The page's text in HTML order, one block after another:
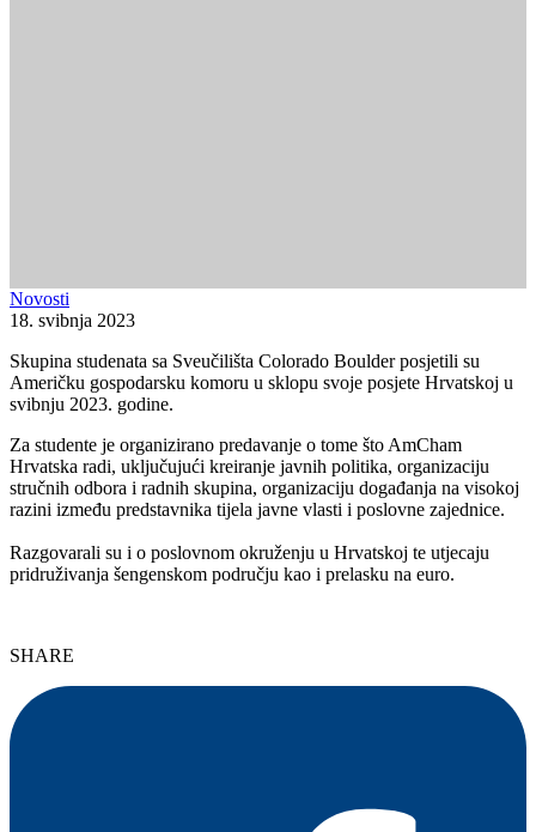
Novosti
18. svibnja 2023
Skupina studenata sa Sveučilišta Colorado Boulder posjetili su
Američku gospodarsku komoru u sklopu svoje posjete Hrvatskoj u
svibnju 2023. godine.
Za studente je organizirano predavanje o tome što AmCham
Hrvatska radi, uključujući kreiranje javnih politika, organizaciju
stručnih odbora i radnih skupina, organizaciju događanja na visokoj
razini između predstavnika tijela javne vlasti i poslovne zajednice.
Razgovarali su i o poslovnom okruženju u Hrvatskoj te utjecaju
pridruživanja šengenskom području kao i prelasku na euro.
SHARE